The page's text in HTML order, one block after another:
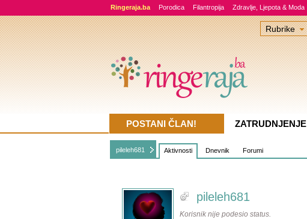
Ringeraja.ba Porodica Filantropija Zdravlje, Ljepota & Moda
pileleh681 Aktivnosti Dnevnik Forumi
pileleh681
Korisnik nije podesio status.
Rubrike
POSTANI ČLAN! ZATRUDNJENJE